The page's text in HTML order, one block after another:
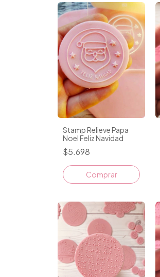
Stamp Relieve Papa
Noel Feliz Navidad
$5.698